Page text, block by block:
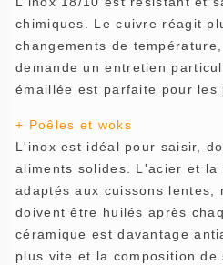
chimiques. Le cuivre réagit
changements de
demande un entretien
émaillée est parfaite pour les
+ Poêles et woks
L'inox est idéal pour saisir,
aliments solides. L'acier et la
adaptés aux cuissons lentes,
doivent être huilés après
céramique est davantage
plus vite et la composition de